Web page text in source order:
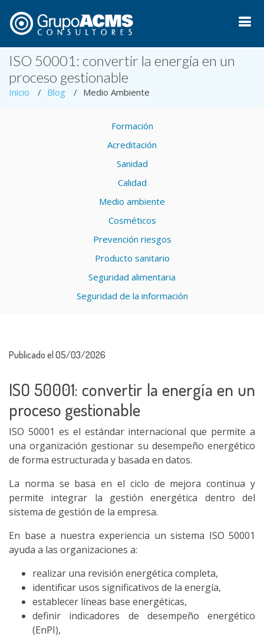
ISO 50001: convertir la energía en un
proceso gestionable
Inicio Blog Medio Ambiente
Formación
Acreditación
Sanidad
Calidad
Medio ambiente
Cosméticos
Prevención riesgos
Producto sanitario
Seguridad alimentaria
Seguridad de la información
Publicado el 05/03/2026
ISO 50001: convertir la energía en un
proceso gestionable
ISO 50001 es el estándar internacional que permite a
una organización gestionar su desempeño energético
de forma estructurada y basada en datos.
La norma se basa en el ciclo de mejora continua y
permite integrar la gestión energética dentro del
sistema de gestión de la empresa.
En base a nuestra experiencia un sistema ISO 50001
ayuda a las organizaciones a:
realizar una revisión energética completa,
identificar usos significativos de la energía,
establecer líneas base energéticas,
definir indicadores de desempeño energético
(EnPI),